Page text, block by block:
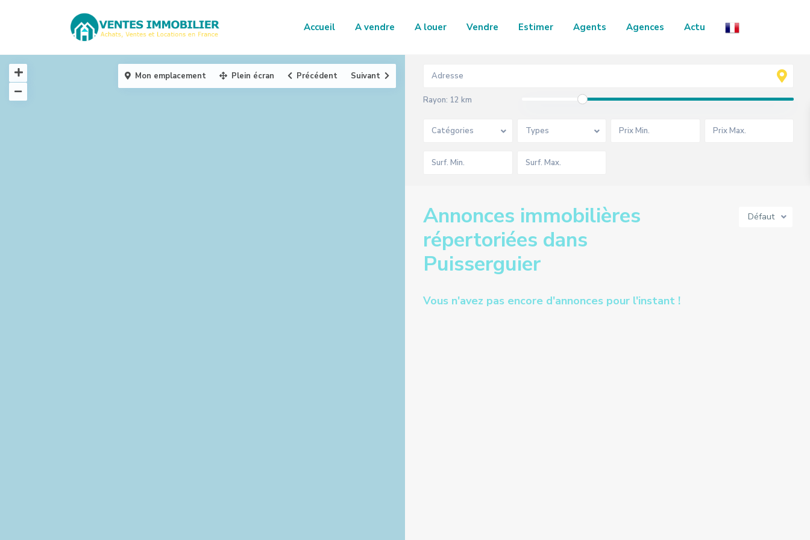
Accueil A vendre A louer Vendre Estimer Agents Agences Actu
Mon emplacement Plein écran Précédent Suivant
Rayon: 12 km
Catégories Types
Défaut
Annonces immobilières
répertoriées dans
Puisserguier
Vous n'avez pas encore d'annonces pour l'instant !